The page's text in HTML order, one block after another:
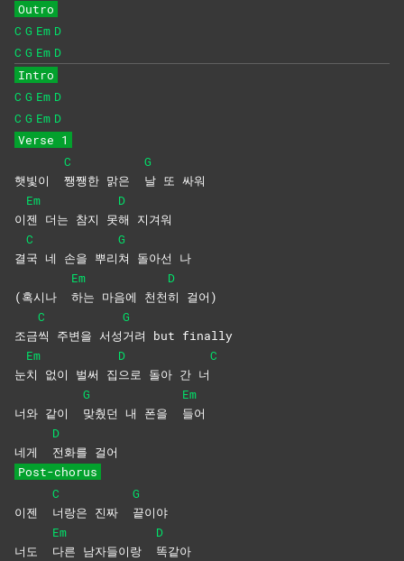
Outro
C G Em D
C G Em D
Intro
C G Em D
C G Em D
Verse 1
햇빛이
C
쨍쨍한 맑은
G
날 또 싸워
이
Em
젠 더는 참지 못
D
해 지겨워
결
C
국 네 손을 뿌리
G
쳐 돌아선 나
(혹시나
Em
하는 마음에 천천
D
히 걸어)
조금
C
씩 주변을 서성
G
거려 but finally
눈
Em
치 없이 벌써 집
D
으로 돌아 간 너
C
너와 같이
G
맞췄던 내 폰을
Em
들어
네게
D
전화를 걸어
Post-chorus
이젠
C
너랑은 진짜
G
끝이야
너도
Em
다른 남자들이랑
D
똑같아